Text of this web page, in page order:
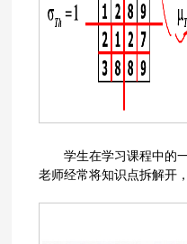
学生在学习课程中的
老师经常将知识点拆解开